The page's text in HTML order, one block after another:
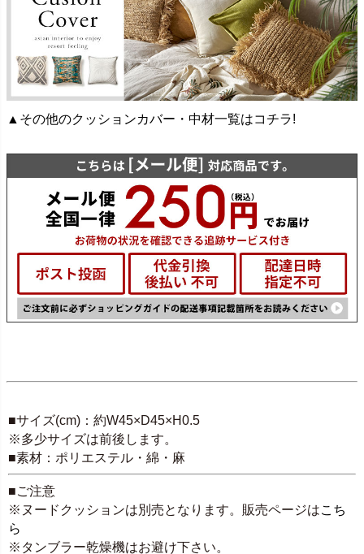
▲その他のクッションカバー・中材一覧はコチラ!
■サイズ(cm)：約W45×D45×H0.5
※多少サイズは前後します。
■素材：ポリエステル・綿・麻
■ご注意
※ヌードクッションは別売となります。販売ページはこち
ら
※タンブラー乾燥機はお避け下さい。